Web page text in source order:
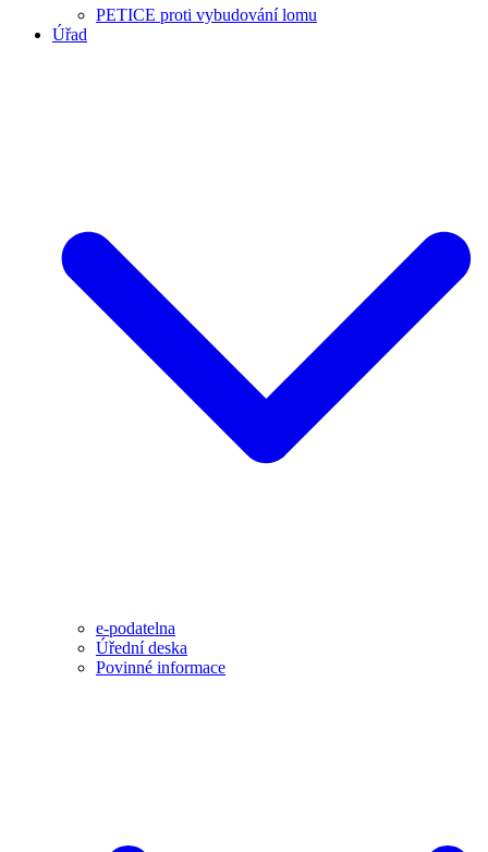
PETICE proti vybudování lomu
Úřad
e-podatelna
Úřední deska
Povinné informace